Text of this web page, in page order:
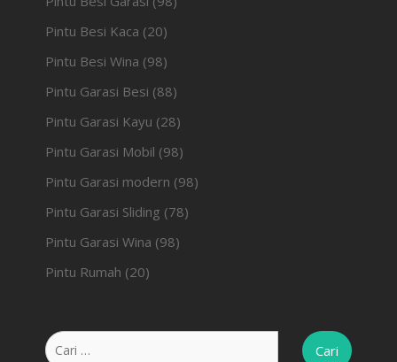
Pintu Besi Kaca (20)
Pintu Besi Wina (98)
Pintu Garasi Besi (88)
Pintu Garasi Kayu (28)
Pintu Garasi Mobil (98)
Pintu Garasi modern (98)
Pintu Garasi Sliding (78)
Pintu Garasi Wina (98)
Pintu Rumah (20)
Cari